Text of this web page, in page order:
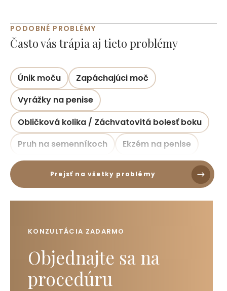
PODOBNÉ PROBLÉMY
Často vás trápia aj tieto problémy
Únik moču
Zapáchajúci moč
Vyrážky na penise
Obličková kolika / Záchvatovitá bolesť boku
Pruh na semenníkoch
Ekzém na penise
Prejsť na všetky problémy
KONZULTÁCIA ZADARMO
Objednajte sa na
procedúru